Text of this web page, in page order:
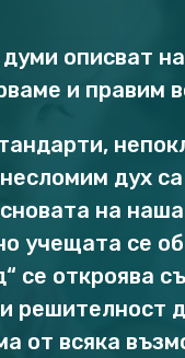
описват
и правим
дух
на
учещата се
се откроява
решителност
от всяка